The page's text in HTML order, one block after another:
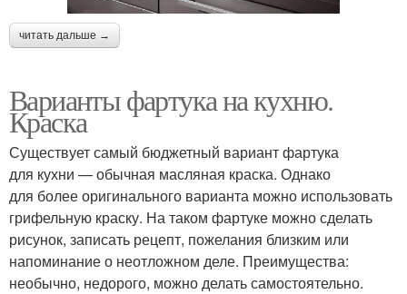
читать дальше →
Варианты фартука на кухню.
Краска
Существует самый бюджетный вариант фартука
для кухни — обычная масляная краска. Однако
для более оригинального варианта можно использовать
грифельную краску. На таком фартуке можно сделать
рисунок, записать рецепт, пожелания близким или
напоминание о неотложном деле. Преимущества:
необычно, недорого, можно делать самостоятельно.